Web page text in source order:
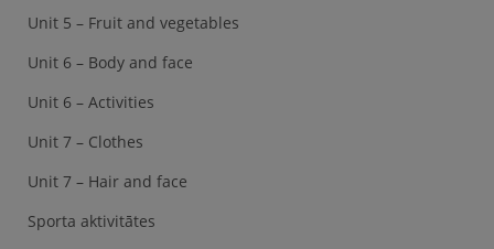
Unit 5 – Fruit and vegetables
Unit 6 – Body and face
Unit 6 – Activities
Unit 7 – Clothes
Unit 7 – Hair and face
Sporta aktivitātes